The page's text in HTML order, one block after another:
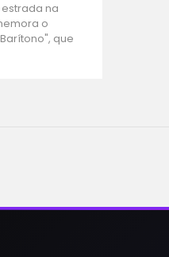
na
o
que